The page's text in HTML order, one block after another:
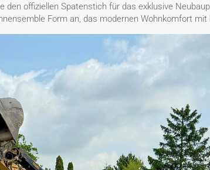
offiziellen Spatenstich für das exklusive
Form an, das modernen Wohnkomfort